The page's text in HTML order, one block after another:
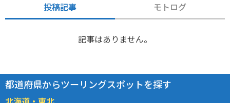
投稿記事 モトログ
記事はありません。
都道府県からツーリングスポットを探す